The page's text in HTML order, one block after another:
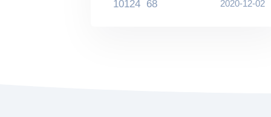
10124 68 2020-12-02